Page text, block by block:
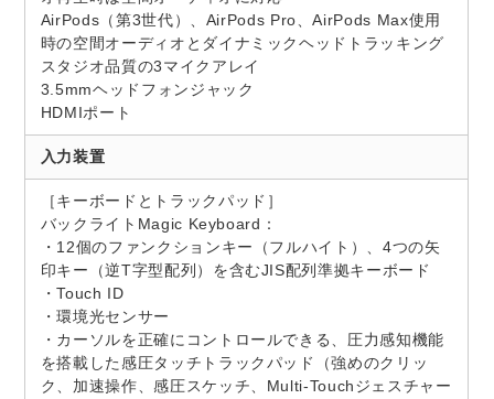
AirPods（第3世代）、AirPods Pro、AirPods Max使用
時の空間オーディオとダイナミックヘッドトラッキング
スタジオ品質の3マイクアレイ
3.5mmヘッドフォンジャック
HDMIポート
入力装置
［キーボードとトラックパッド］
バックライトMagic Keyboard：
・12個のファンクションキー（フルハイト）、4つの矢
印キー（逆T字型配列）を含むJIS配列準拠キーボード
・Touch ID
・環境光センサー
・カーソルを正確にコントロールできる、圧力感知機能
を搭載した感圧タッチトラックパッド（強めのクリッ
ク、加速操作、感圧スケッチ、Multi-Touchジェスチャー